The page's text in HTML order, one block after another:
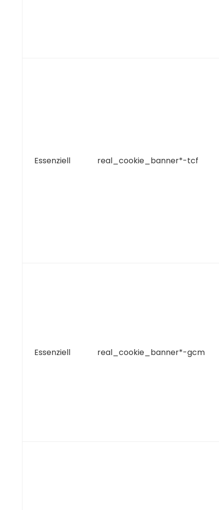
Essenziell real_cookie_banner*-tcf
Essenziell real_cookie_banner*-gcm